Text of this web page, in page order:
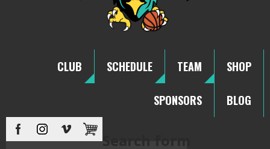
CLUB SCHEDULE TEAM SHOP
SPONSORS BLOG